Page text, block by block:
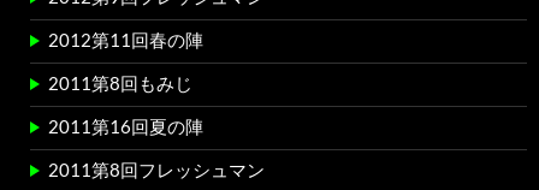
2012第11回春の陣
2011第8回もみじ
2011第16回夏の陣
2011第8回フレッシュマン